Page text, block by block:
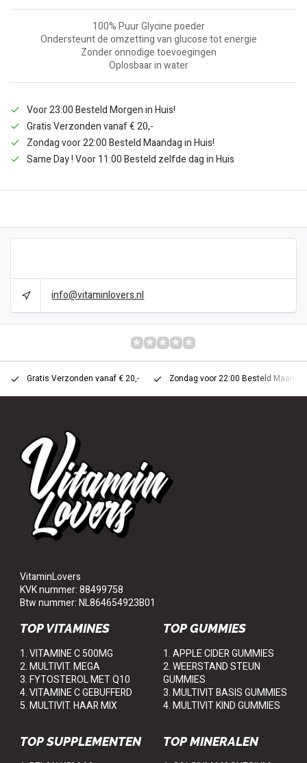
100% Puur Glycine poeder
Ondersteunt de omzetting van glucose tot energie
Zonder onnodige toevoegingen
Oplosbaar in water
Voor 23:00 Besteld Morgen in Huis!
Gratis Verzonden vanaf € 20,-
Zondag voor 22:00 Besteld Maandag in Huis!
Same Day ! Voor 11:00 Besteld zelfde dag in Huis
info@vitaminlovers.nl
Gratis Verzonden vanaf € 20,- Zondag voor 22:00 Besteld
VitaminLovers
KVK nummer: 88499758
Btw nummer: NL864654923B01
TOP VITAMINES
1. VITAMINE C 500MG
2. MULTIVIT. MEGA
3. FYTOSTEROL MET Q10
4. VITAMINE C GEBUFFERD
5. MULTIVIT. HAAR MIX
TOP GUMMIES
1. APPLE CIDER GUMMIES
2. WEERSTAND STEUN
GUMMIES
3. MULTIVIT BASIS GUMMIES
4. MULTIVIT KIND GUMMIES
TOP SUPPLEMENTEN
TOP MINERALEN